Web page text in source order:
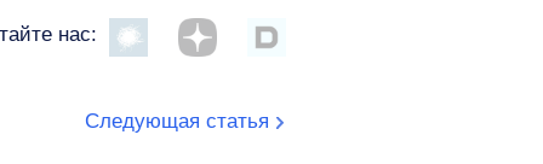
нас:
Следующая статья